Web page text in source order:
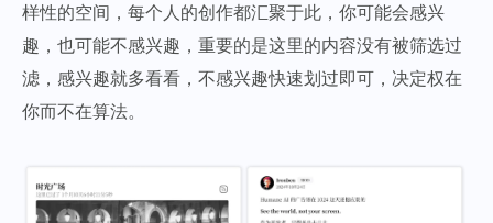
样性的空间，每个人的创作都汇聚于此，你可能会感兴
趣，也可能不感兴趣，重要的是这里的内容没有被筛选过
滤，感兴趣就多看看，不感兴趣快速划过即可，决定权在
你而不在算法。